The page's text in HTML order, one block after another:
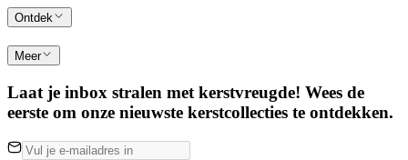
Ontdek
Meer
Laat je inbox stralen met kerstvreugde! Wees de
eerste om onze nieuwste kerstcollecties te ontdekken.